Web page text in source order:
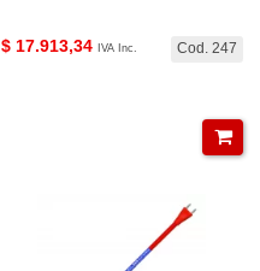
Cod. 247
$ 17.913,34 IVA Inc.